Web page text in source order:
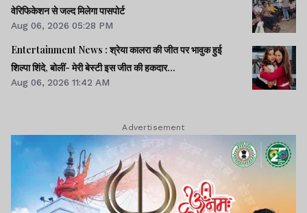
वेरिफिकेशन से जल्द मिलेगा पासपोर्ट
Aug 06, 2026 05:28 PM
Entertainment News : श्रेया कालरा की जीत पर भावुक हुई
शिल्पा शिंदे, बोलीं- मेरी बेस्टी इस जीत की हकदार...
Aug 06, 2026 11:42 AM
Advertisement